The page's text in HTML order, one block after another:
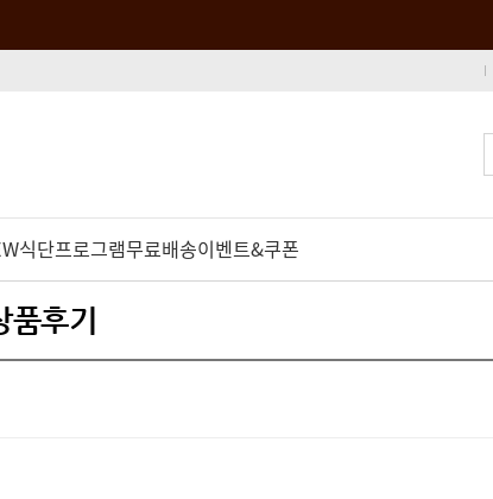
식단프로그램무료배송이벤트&쿠폰
후기